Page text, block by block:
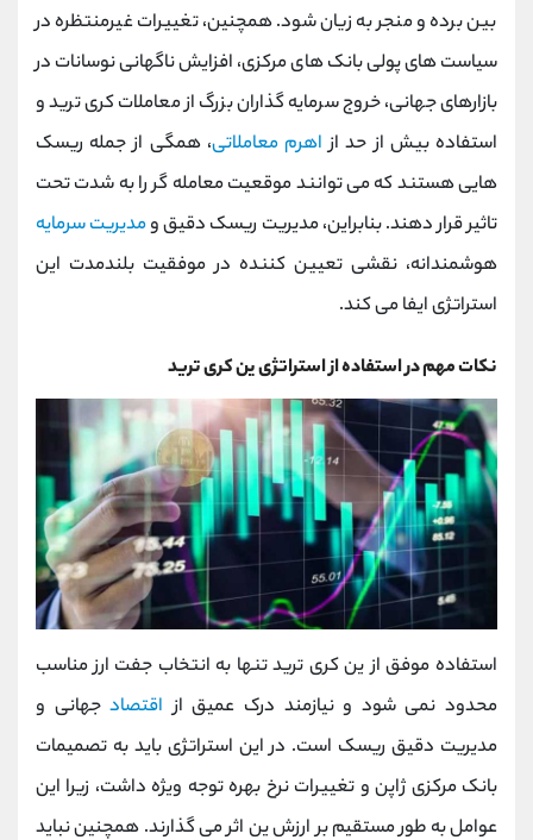
بین برده و منجر به زیان شود. همچنین، تغییرات غیرمنتظره در
سیاست ‌های پولی بانک ‌های مرکزی، افزایش ناگهانی نوسانات در
بازارهای جهانی، خروج سرمایه‌ گذاران بزرگ از معاملات کری ترید و
استفاده بیش از حد ازاهرم معاملاتی، همگی از جمله ریسک
‌هایی هستند که می‌ توانند موقعیت معامله‌ گر را به شدت تحت
تاثیر قرار دهند. بنابراین، مدیریت ریسک دقیق ومدیریت سرمایه
هوشمندانه، نقشی تعیین‌ کننده در موفقیت بلندمدت این
استراتژی ایفا می‌ کند.
نکات مهم در استفاده از استراتژی ین کری ترید
استفاده موفق از ین کری ترید تنها به انتخاب جفت ‌ارز مناسب
محدود نمی‌ شود و نیازمند درک عمیق از اقتصادجهانی و
مدیریت دقیق ریسک است. در این استراتژی باید به تصمیمات
بانک مرکزی ژاپن و تغییرات نرخ بهره توجه ویژه داشت، زیرا این
عوامل به ‌طور مستقیم بر ارزش ین اثر می‌ گذارند. همچنین نباید